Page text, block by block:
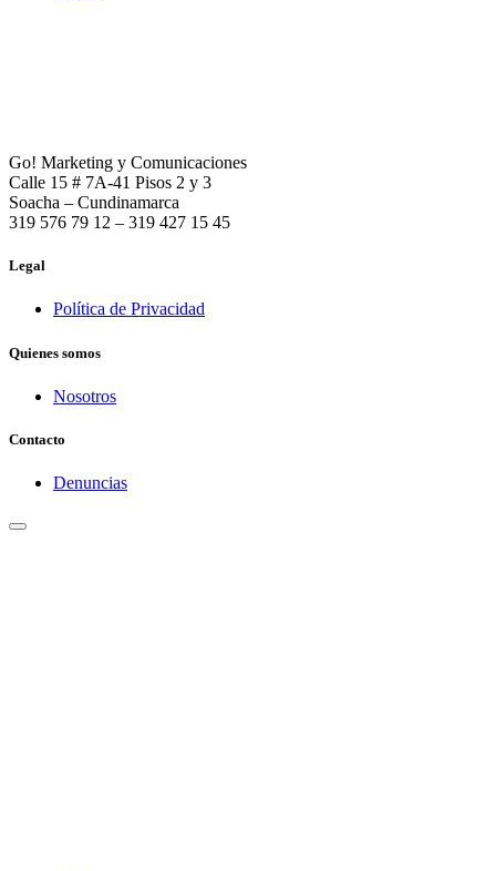
Go! Marketing y Comunicaciones
Calle 15 # 7A-41 Pisos 2 y 3
Soacha – Cundinamarca
319 576 79 12 – 319 427 15 45
Legal
Política de Privacidad
Quienes somos
Nosotros
Contacto
Denuncias